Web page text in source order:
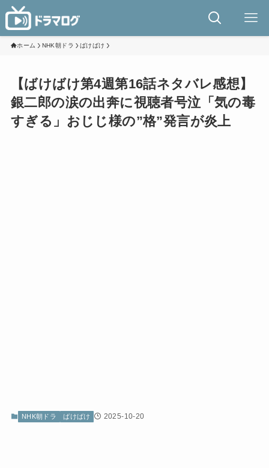
ホーム NHK朝ドラ ばけばけ
【ばけばけ第4週第16話ネタバレ感想】
銀二郎の涙の出奔に視聴者号泣「気の毒
すぎる」おじじ様の”格”発言が炎上
NHK朝ドラ ばけばけ 2025-10-20